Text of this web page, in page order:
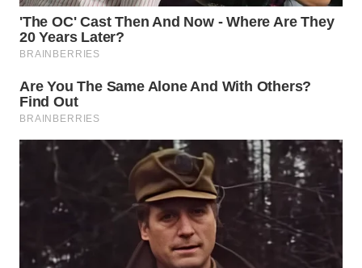
WN
CIANJUR
WN
KEPULAUAN
SERIBU
WN
TANGERANG
WN